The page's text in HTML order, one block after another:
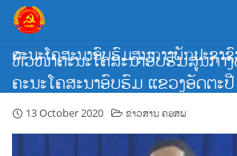
Skip
content
ຄະນະໂຄສະນາອົບຮົມສູນກາງພັກປະຊາ
ຫົວໜ້າຄະນະໂຄສະນາອົບຮົມສູນກາ
ຄະນະໂຄສະນາອົບຮົມ ແຂວງອັດຕະປື
13 October 2020 ຂ່າວສານ ຄອສພ